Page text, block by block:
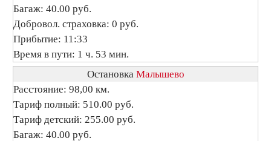
Багаж: 40.00 руб.
Добровол. страховка: 0 руб.
Прибытие: 11:33
Время в пути: 1 ч. 53 мин.
Остановка Малышево
Расстояние: 98,00 км.
Тариф полный: 510.00 руб.
Тариф детский: 255.00 руб.
Багаж: 40.00 руб.